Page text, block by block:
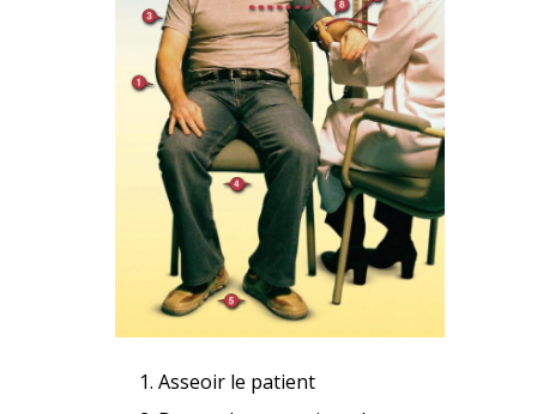
Asseoir le patient